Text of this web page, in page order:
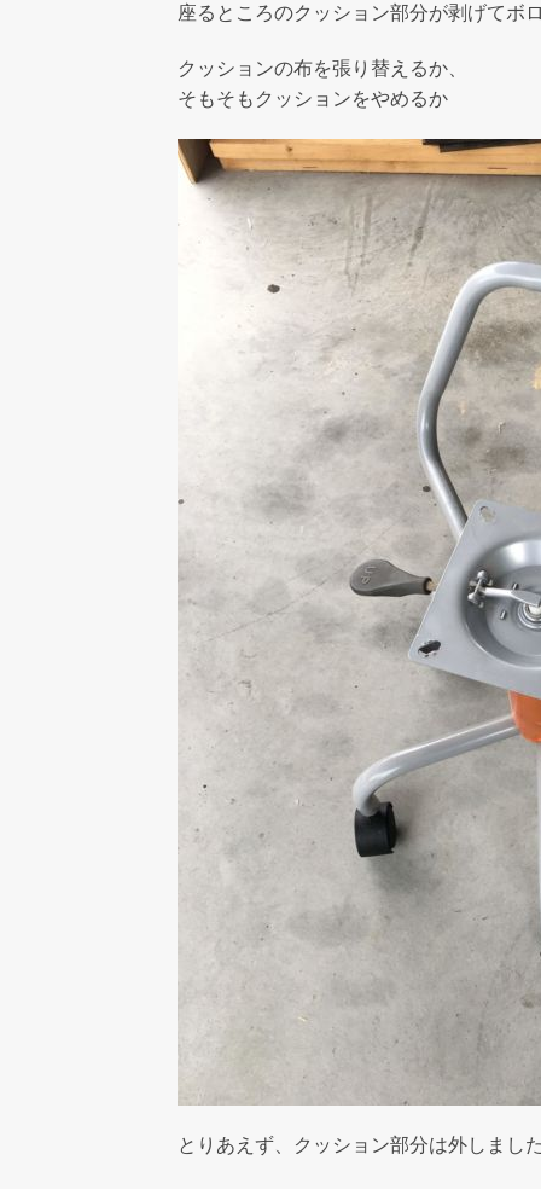
座るところのクッション部分が剥げてボ
クッションの布を張り替えるか、
そもそもクッションをやめるか
とりあえず、クッション部分は外しまし